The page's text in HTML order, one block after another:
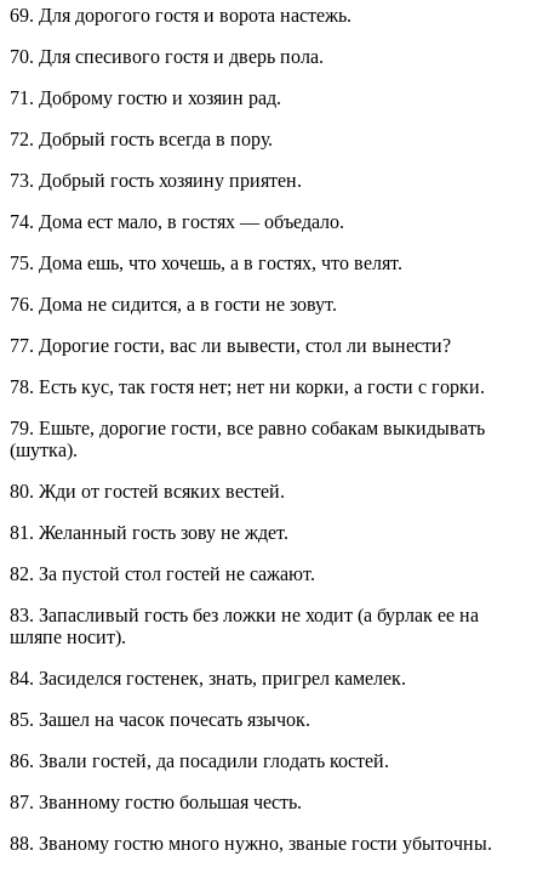
69. Для дорогого гостя и ворота настежь.
70. Для спесивого гостя и дверь пола.
71. Доброму гостю и хозяин рад.
72. Добрый гость всегда в пору.
73. Добрый гость хозяину приятен.
74. Дома ест мало, в гостях — объедало.
75. Дома ешь, что хочешь, а в гостях, что велят.
76. Дома не сидится, а в гости не зовут.
77. Дорогие гости, вас ли вывести, стол ли вынести?
78. Есть кус, так гостя нет; нет ни корки, а гости с горки.
79. Ешьте, дорогие гости, все равно собакам выкидывать
(шутка).
80. Жди от гостей всяких вестей.
81. Желанный гость зову не ждет.
82. За пустой стол гостей не сажают.
83. Запасливый гость без ложки не ходит (а бурлак ее на
шляпе носит).
84. Засиделся гостенек, знать, пригрел камелек.
85. Зашел на часок почесать язычок.
86. Звали гостей, да посадили глодать костей.
87. Званному гостю большая честь.
88. Званому гостю много нужно, званые гости убыточны.